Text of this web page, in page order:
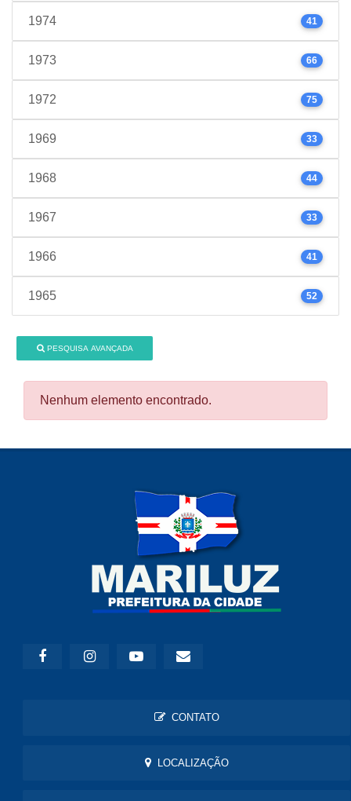
1974 41
1973 66
1972 75
1969 33
1968 44
1967 33
1966 41
1965 52
PESQUISA AVANÇADA
Nenhum elemento encontrado.
CONTATO
LOCALIZAÇÃO